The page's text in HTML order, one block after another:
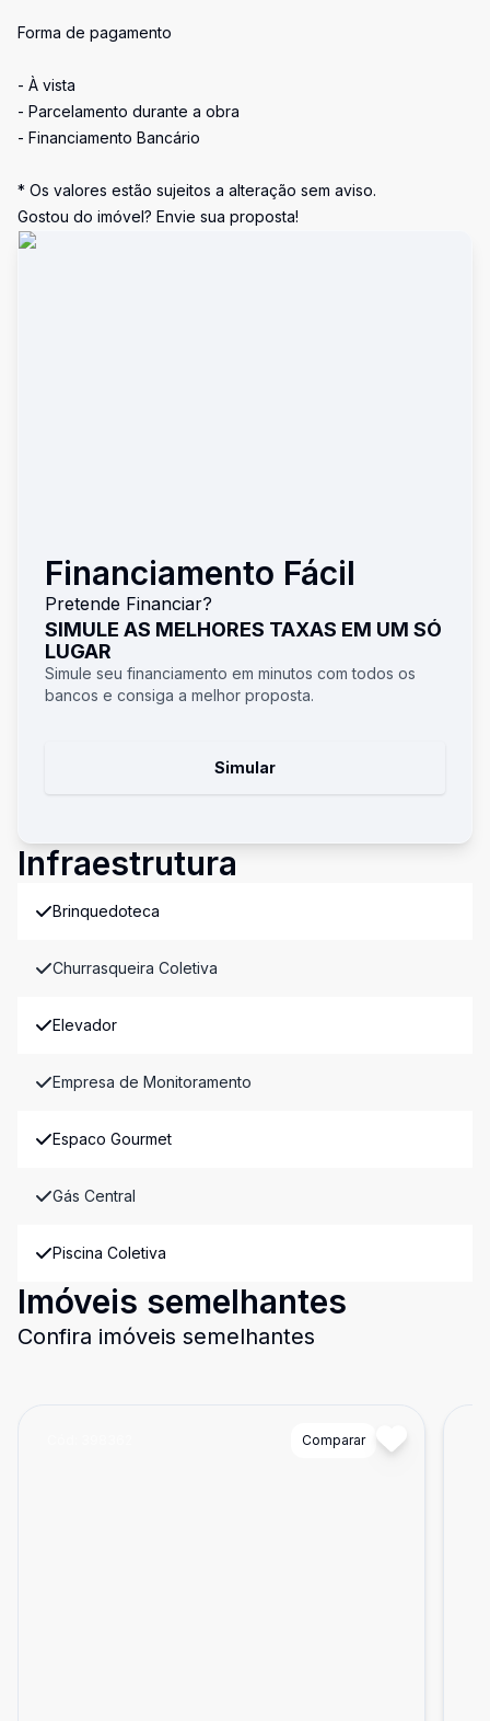
Forma de pagamento
- À vista
- Parcelamento durante a obra
- Financiamento Bancário
* Os valores estão sujeitos a alteração sem aviso.
Gostou do imóvel? Envie sua proposta!
Financiamento Fácil
Pretende Financiar?
SIMULE AS MELHORES TAXAS EM UM SÓ
LUGAR
Simule seu financiamento em minutos com todos os
bancos e consiga a melhor proposta.
Simular
Infraestrutura
Brinquedoteca
Churrasqueira Coletiva
Elevador
Empresa de Monitoramento
Espaco Gourmet
Gás Central
Piscina Coletiva
Imóveis semelhantes
Confira imóveis semelhantes
Comparar